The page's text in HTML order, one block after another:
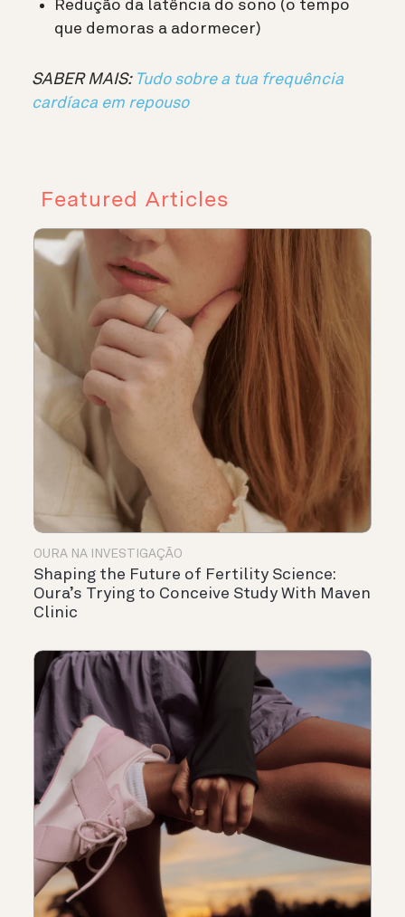
Redução da latência do sono (o tempo
que demoras a adormecer)
SABER MAIS: Tudo sobre a tua frequência
cardíaca em repouso
Featured Articles
OURA NA INVESTIGAÇÃO
Shaping the Future of Fertility Science:
Oura’s Trying to Conceive Study With Maven
Clinic